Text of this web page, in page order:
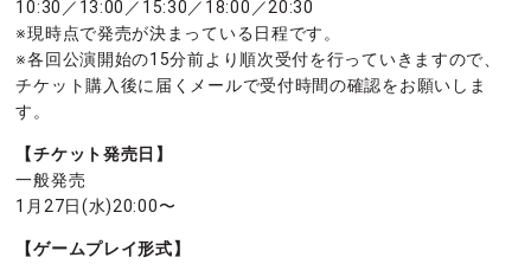
10:30／13:00／15:30／18:00／20:30
※現時点で発売が決まっている日程です。
※各回公演開始の15分前より順次受付を行っていきますので、
チケット購入後に届くメールで受付時間の確認をお願いしま
す。
【チケット発売日】
一般発売
1月27日(水)20:00〜
【ゲームプレイ形式】